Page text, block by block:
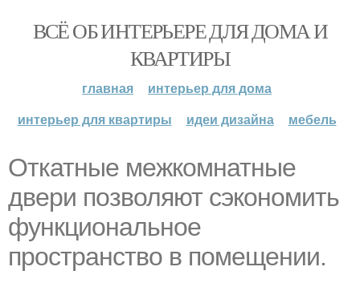
ВСЁ ОБ ИНТЕРЬЕРЕ ДЛЯ ДОМА И
КВАРТИРЫ
главная
интерьер для дома
интерьер для квартиры
идеи дизайна мебель
Откатные межкомнатные
двери позволяют сэкономить
функциональное
пространство в помещении.